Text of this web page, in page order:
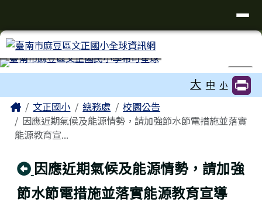
⏸
大 中 小
主內容區域
Home文正國小 總務處
校園公告
因應近期氣候及能源情勢，請加強節水節電措施並落實
能源教育宣...
回上頁
因應近期氣候及能源情勢，請加強
節水節電措施並落實能源教育宣導
頁尾區域